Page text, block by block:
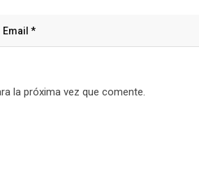
la próxima vez que comente.